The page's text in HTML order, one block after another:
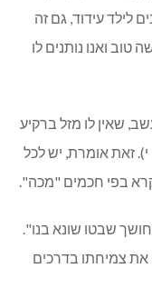
לילד עידוד, גם זה
ואנו נותנים לו
שאין לו מזל ברקיע
זאת אומרת, יש לכל
בפי חכמים "מכה".
שבטו שונא בנו".
את צמיחתו בדרכים